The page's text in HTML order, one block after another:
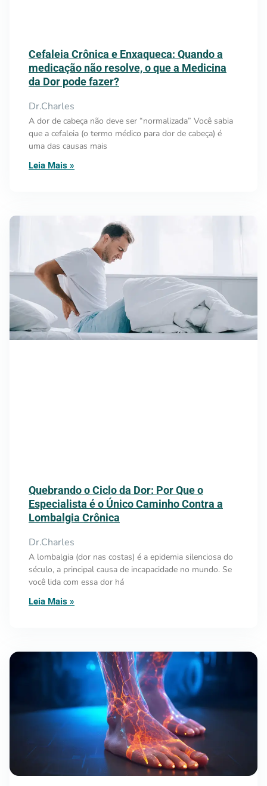
Cefaleia Crônica e Enxaqueca: Quando a
medicação não resolve, o que a Medicina
da Dor pode fazer?
Dr.Charles
A dor de cabeça não deve ser “normalizada” Você sabia
que a cefaleia (o termo médico para dor de cabeça) é
uma das causas mais
Leia Mais »
Quebrando o Ciclo da Dor: Por Que o
Especialista é o Único Caminho Contra a
Lombalgia Crônica
Dr.Charles
A lombalgia (dor nas costas) é a epidemia silenciosa do
século, a principal causa de incapacidade no mundo. Se
você lida com essa dor há
Leia Mais »